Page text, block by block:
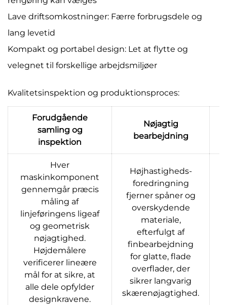
Lave driftsomkostninger: Færre forbrugsdele og
lang levetid
Kompakt og portabel design: Let at flytte og
velegnet til forskellige arbejdsmiljøer
Kvalitetsinspektion og produktionsproces:
Forudgående
samling og
inspektion
Nøjagtig
bearbejdning
Hver
maskinkomponent
gennemgår præcis
måling af
linjeføringens ligeaf
og geometrisk
nøjagtighed.
Højdemålere
verificerer lineære
mål for at sikre, at
alle dele opfylder
designkravene.
Højhastigheds-
foredringning
fjerner spåner og
overskydende
materiale,
efterfulgt af
finbearbejdning
for glatte, flade
overflader, der
sikrer langvarig
skærenøjagtighed.